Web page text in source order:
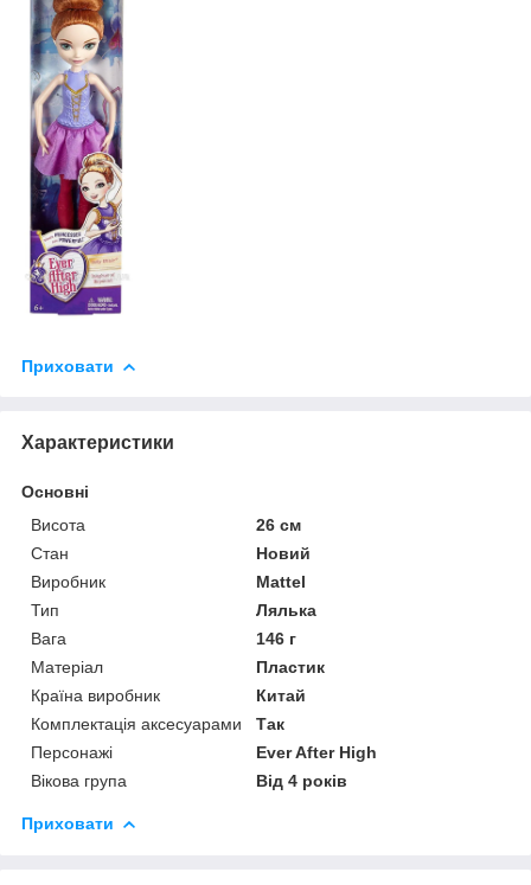
Приховати
Характеристики
Основні
Висота
26 см
Стан
Новий
Виробник
Mattel
Тип
Лялька
Вага
146 г
Матеріал
Пластик
Країна виробник
Китай
Комплектація аксесуарами
Так
Персонажі
Ever After High
Вікова група
Від 4 років
Приховати